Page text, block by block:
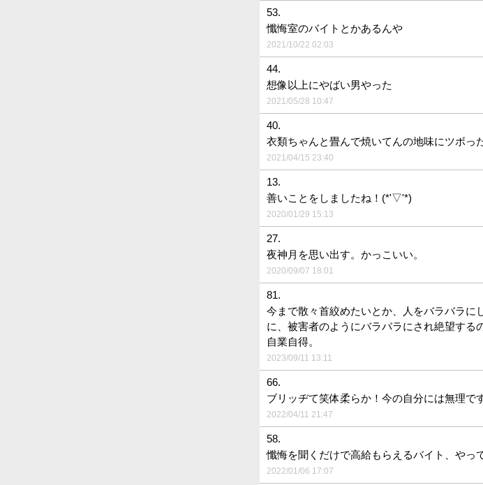
53.
懺悔室のバイトとかあるんや
2021/10/22 02:03
44.
想像以上にやばい男やった
2021/05/28 10:47
40.
衣類ちゃんと畳んで焼いてんの地味にツボっ
2021/04/15 23:40
13.
善いことをしましたね！(*'▽'*)
2020/01/29 15:13
27.
夜神月を思い出す。かっこいい。
2020/09/07 18:01
81.
今まで散々首絞めたいとか、人をバラバラに
に、被害者のようにバラバラにされ絶望する
自業自得。
2023/09/11 13:11
66.
ブリッヂて笑体柔らか！今の自分には無理です
2022/04/11 21:47
58.
懺悔を聞くだけで高給もらえるバイト、やっ
2022/01/06 17:07